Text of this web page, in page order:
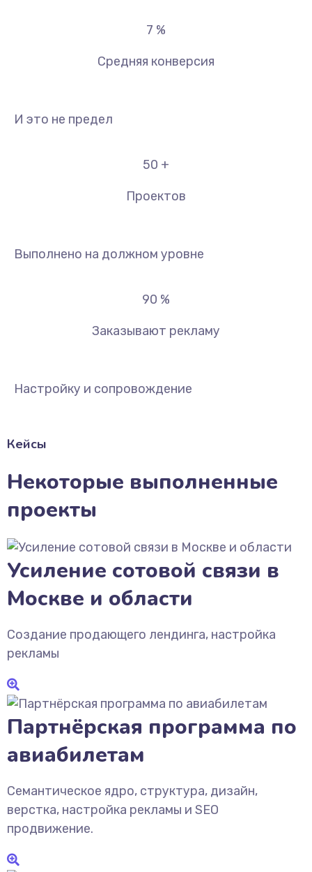
7 %
Средняя конверсия
И это не предел
50 +
Проектов
Выполнено на должном уровне
90 %
Заказывают рекламу
Настройку и сопровождение
Кейсы
Некоторые выполненные
проекты
Усиление сотовой связи в
Москве и области
Создание продающего лендинга, настройка
рекламы
Партнёрская программа по
авиабилетам
Семантическое ядро, структура, дизайн,
верстка, настройка рекламы и SEO
продвижение.